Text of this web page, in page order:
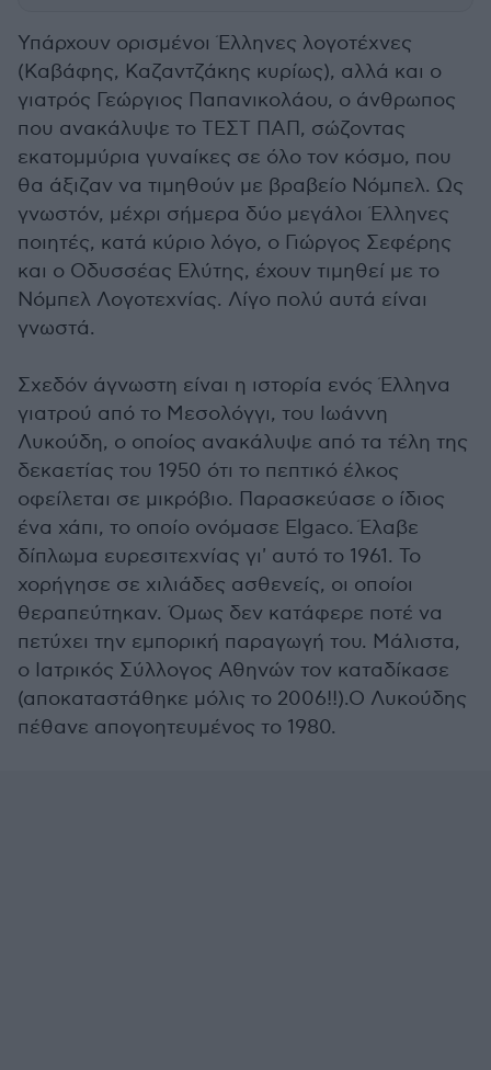
Υπάρχουν ορισμένοι Έλληνες λογοτέχνες
(Καβάφης, Καζαντζάκης κυρίως), αλλά και ο
γιατρός Γεώργιος Παπανικολάου, ο άνθρωπος
που ανακάλυψε το ΤΕΣΤ ΠΑΠ, σώζοντας
εκατομμύρια γυναίκες σε όλο τον κόσμο, που
θα άξιζαν να τιμηθούν με βραβείο Νόμπελ. Ως
γνωστόν, μέχρι σήμερα δύο μεγάλοι Έλληνες
ποιητές, κατά κύριο λόγο, ο Γιώργος Σεφέρης
και ο Οδυσσέας Ελύτης, έχουν τιμηθεί με το
Νόμπελ Λογοτεχνίας. Λίγο πολύ αυτά είναι
γνωστά.
Σχεδόν άγνωστη είναι η ιστορία ενός Έλληνα
γιατρού από το Μεσολόγγι, του Ιωάννη
Λυκούδη, ο οποίος ανακάλυψε από τα τέλη της
δεκαετίας του 1950 ότι το πεπτικό έλκος
οφείλεται σε μικρόβιο. Παρασκεύασε ο ίδιος
ένα χάπι, το οποίο ονόμασε Elgaco. Έλαβε
δίπλωμα ευρεσιτεχνίας γι' αυτό το 1961. Το
χορήγησε σε χιλιάδες ασθενείς, οι οποίοι
θεραπεύτηκαν. Όμως δεν κατάφερε ποτέ να
πετύχει την εμπορική παραγωγή του. Μάλιστα,
ο Ιατρικός Σύλλογος Αθηνών τον καταδίκασε
(αποκαταστάθηκε μόλις το 2006!!).Ο Λυκούδης
πέθανε απογοητευμένος το 1980.